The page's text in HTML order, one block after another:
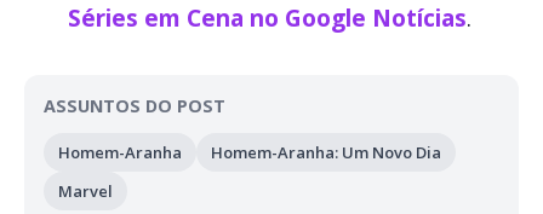
Séries em Cena no Google Notícias.
ASSUNTOS DO POST
Homem-Aranha
Homem-Aranha: Um Novo Dia
Marvel